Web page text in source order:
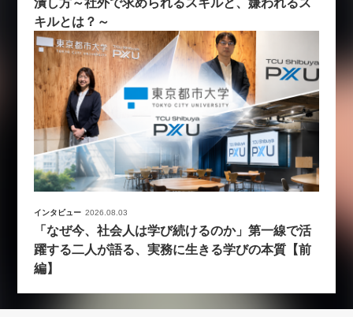
キルとは？～
インタビュー 2026.08.03
「なぜ今、社会人は学び続けるのか」第一線で活
躍する二人が語る、実務に生きる学びの本質【前
編】